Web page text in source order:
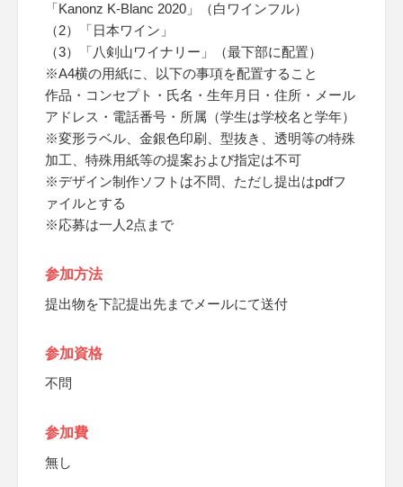
「Kanonz K-Blanc 2020」（白ワインフル）
（2）「日本ワイン」
（3）「八剣山ワイナリー」（最下部に配置）
※A4横の用紙に、以下の事項を配置すること
作品・コンセプト・氏名・生年月日・住所・メール
アドレス・電話番号・所属（学生は学校名と学年）
※変形ラベル、金銀色印刷、型抜き、透明等の特殊
加工、特殊用紙等の提案および指定は不可
※デザイン制作ソフトは不問、ただし提出はpdfフ
ァイルとする
※応募は一人2点まで
参加方法
提出物を下記提出先までメールにて送付
参加資格
不問
参加費
無し